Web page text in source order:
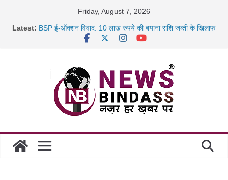
Friday, August 7, 2026
Latest: BSP ई-ऑक्शन विवाद: 10 लाख रुपये की बयाना राशि जब्ती के खिलाफ
साइबर ठगी पर दुर्ग पुलिस का बड़ा एक्शन: 13 म्यूल बैंक खाताधारक
गिरफ्तार